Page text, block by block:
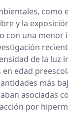
como
y la
con una menor
de la luz
edad
más
asociadas
por